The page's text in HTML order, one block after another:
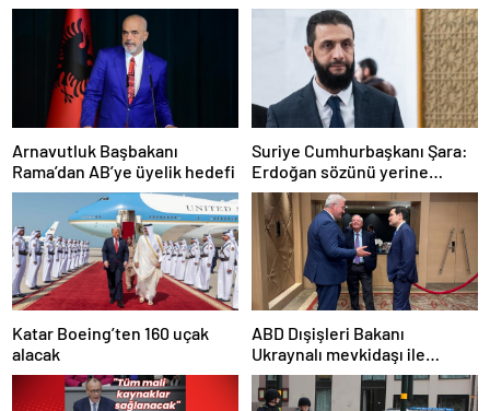
Arnavutluk Başbakanı
Rama’dan AB’ye üyelik hedefi
Suriye Cumhurbaşkanı Şara:
Erdoğan sözünü yerine
getirdi. Trump’a da çok
teşekkür ederim
Katar Boeing’ten 160 uçak
alacak
ABD Dışişleri Bakanı
Ukraynalı mevkidaşı ile
görüştü